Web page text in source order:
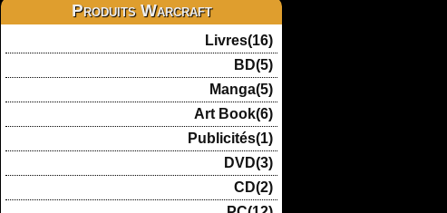
Produits Warcraft
Livres(16)
BD(5)
Manga(5)
Art Book(6)
Publicités(1)
DVD(3)
CD(2)